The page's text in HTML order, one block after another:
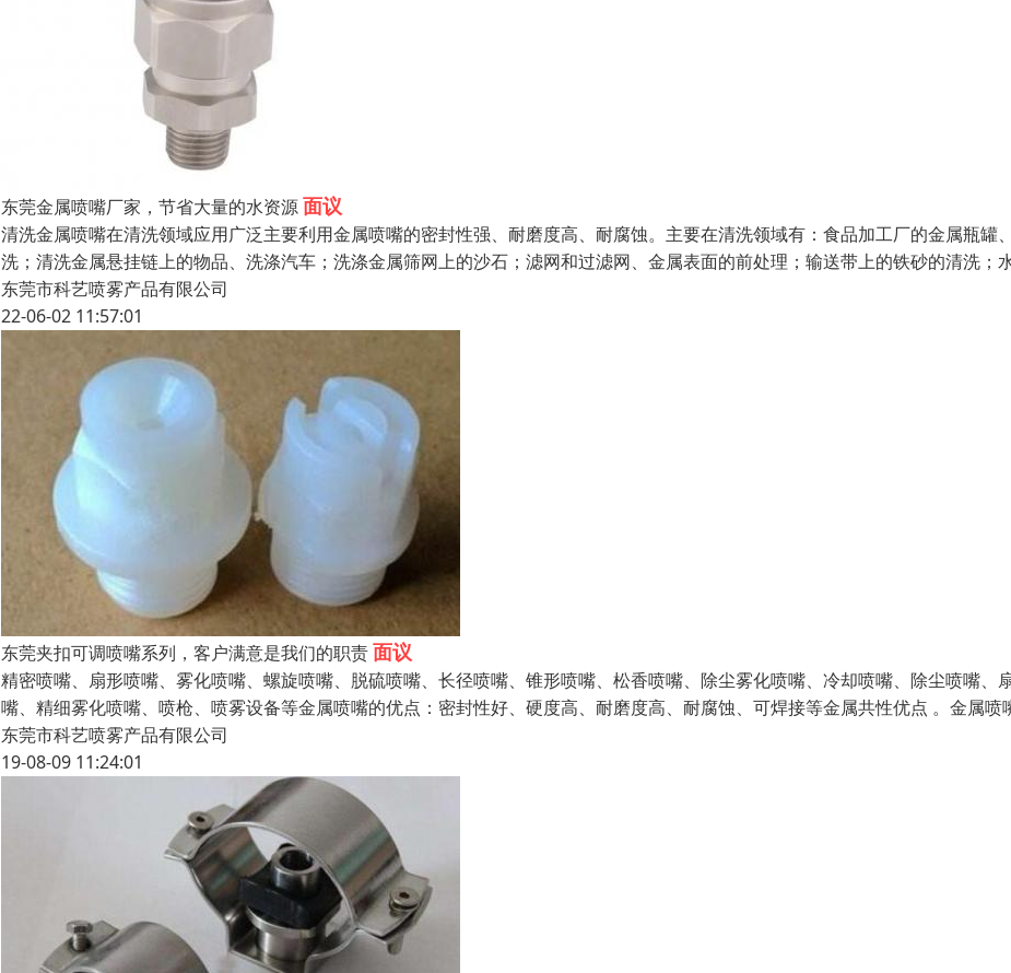
东莞金属喷嘴厂家，节省大量的水资源面议
清洗金属喷嘴在清洗领域应用广泛主要利用金属喷嘴的密封性强、耐磨度高、耐腐蚀。主要在清洗领域有：食品加工厂的金属瓶罐
洗；清洗金属悬挂链上的物品、洗涤汽车；洗涤金属筛网上的沙石；滤网和过滤网、金属表面的前处理；输送带上的铁砂的清洗；
东莞市科艺喷雾产品有限公司
22-06-02 11:57:01
东莞夹扣可调喷嘴系列，客户满意是我们的职责面议
精密喷嘴、扇形喷嘴、雾化喷嘴、螺旋喷嘴、脱硫喷嘴、长径喷嘴、锥形喷嘴、松香喷嘴、除尘雾化喷嘴、冷却喷嘴、除尘喷嘴、
嘴、精细雾化喷嘴、喷枪、喷雾设备等金属喷嘴的优点：密封性好、硬度高、耐磨度高、耐腐蚀、可焊接等金属共性优点 。金属喷
东莞市科艺喷雾产品有限公司
19-08-09 11:24:01